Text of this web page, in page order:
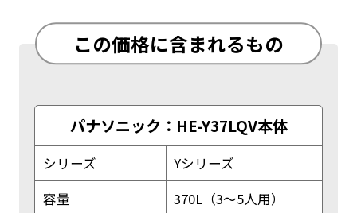
この価格に含まれるもの
パナソニック：HE-Y37LQV本体
シリーズ
Yシリーズ
容量
370L（3～5人用）